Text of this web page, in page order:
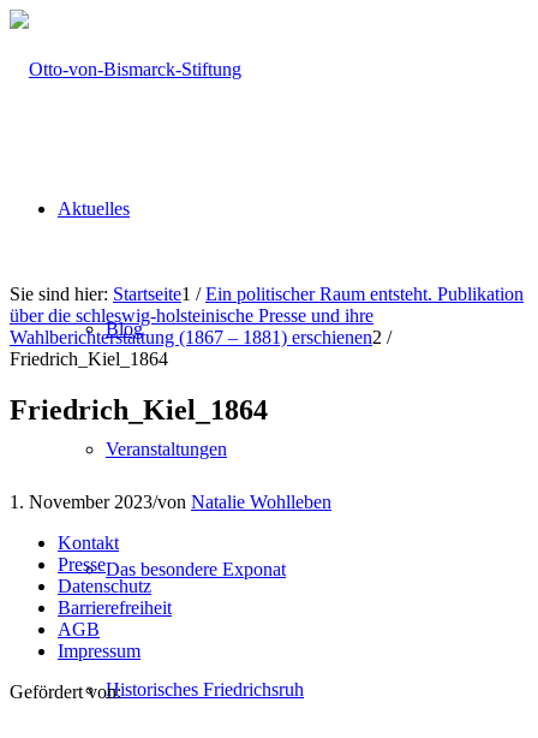
Aktuelles
Blog
Veranstaltungen
Das besondere Exponat
Historisches Friedrichsruh
Sie sind hier: Startseite1 / Ein politischer Raum entsteht. Publikation
über die schleswig-holsteinische Presse und ihre
Wahlberichterstattung (1867 – 1881) erschienen2 /
Friedrich_Kiel_1864
Friedrich_Kiel_1864
1. November 2023/von Natalie Wohlleben
Kontakt
Presse
Datenschutz
Barrierefreiheit
AGB
Impressum
Gefördert von: